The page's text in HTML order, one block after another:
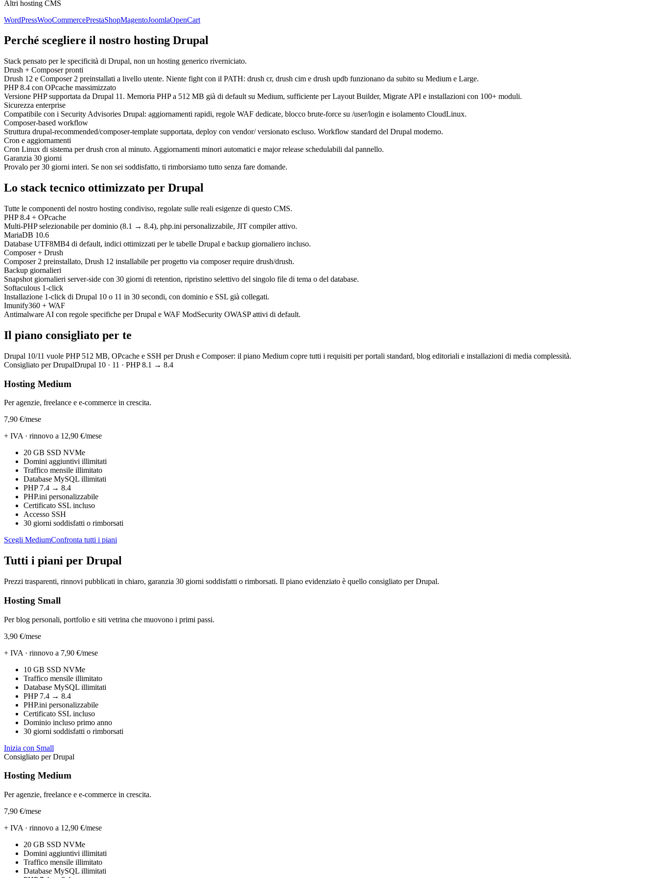
Altri hosting CMS
WordPressWooCommercePrestaShopMagentoJoomlaOpenCart
Perché scegliere il nostro hosting Drupal
Stack pensato per le specificità di Drupal, non un hosting generico riverniciato.
Drush + Composer pronti
Drush 12 e Composer 2 preinstallati a livello utente. Niente fight con il PATH: drush cr, drush cim e drush updb funzionano da subito su Medium e Large.
PHP 8.4 con OPcache massimizzato
Versione PHP supportata da Drupal 11. Memoria PHP a 512 MB già di default su Medium, sufficiente per Layout Builder, Migrate API e installazioni con 100+ moduli.
Sicurezza enterprise
Compatibile con i Security Advisories Drupal: aggiornamenti rapidi, regole WAF dedicate, blocco brute-force su /user/login e isolamento CloudLinux.
Composer-based workflow
Struttura drupal-recommended/composer-template supportata, deploy con vendor/ versionato escluso. Workflow standard del Drupal moderno.
Cron e aggiornamenti
Cron Linux di sistema per drush cron al minuto. Aggiornamenti minori automatici e major release schedulabili dal pannello.
Garanzia 30 giorni
Provalo per 30 giorni interi. Se non sei soddisfatto, ti rimborsiamo tutto senza fare domande.
Lo stack tecnico ottimizzato per Drupal
Tutte le componenti del nostro hosting condiviso, regolate sulle reali esigenze di questo CMS.
PHP 8.4 + OPcache
Multi-PHP selezionabile per dominio (8.1 → 8.4), php.ini personalizzabile, JIT compiler attivo.
MariaDB 10.6
Database UTF8MB4 di default, indici ottimizzati per le tabelle Drupal e backup giornaliero incluso.
Composer + Drush
Composer 2 preinstallato, Drush 12 installabile per progetto via composer require drush/drush.
Backup giornalieri
Snapshot giornalieri server-side con 30 giorni di retention, ripristino selettivo del singolo file di tema o del database.
Softaculous 1-click
Installazione 1-click di Drupal 10 o 11 in 30 secondi, con dominio e SSL già collegati.
Imunify360 + WAF
Antimalware AI con regole specifiche per Drupal e WAF ModSecurity OWASP attivi di default.
Il piano consigliato per te
Drupal 10/11 vuole PHP 512 MB, OPcache e SSH per Drush e Composer: il piano Medium copre tutti i requisiti per portali standard, blog editoriali e installazioni di media complessità.
Consigliato per DrupalDrupal 10 · 11 · PHP 8.1 → 8.4
Hosting Medium
Per agenzie, freelance e e-commerce in crescita.
7,90 €/mese
+ IVA · rinnovo a 12,90 €/mese
20 GB SSD NVMe
Domini aggiuntivi illimitati
Traffico mensile illimitato
Database MySQL illimitati
PHP 7.4 → 8.4
PHP.ini personalizzabile
Certificato SSL incluso
Accesso SSH
30 giorni soddisfatti o rimborsati
Scegli MediumConfronta tutti i piani
Tutti i piani per Drupal
Prezzi trasparenti, rinnovi pubblicati in chiaro, garanzia 30 giorni soddisfatti o rimborsati. Il piano evidenziato è quello consigliato per Drupal.
Hosting Small
Per blog personali, portfolio e siti vetrina che muovono i primi passi.
3,90 €/mese
+ IVA · rinnovo a 7,90 €/mese
10 GB SSD NVMe
Traffico mensile illimitato
Database MySQL illimitati
PHP 7.4 → 8.4
PHP.ini personalizzabile
Certificato SSL incluso
Dominio incluso primo anno
30 giorni soddisfatti o rimborsati
Inizia con Small
Consigliato per Drupal
Hosting Medium
Per agenzie, freelance e e-commerce in crescita.
7,90 €/mese
+ IVA · rinnovo a 12,90 €/mese
20 GB SSD NVMe
Domini aggiuntivi illimitati
Traffico mensile illimitato
Database MySQL illimitati